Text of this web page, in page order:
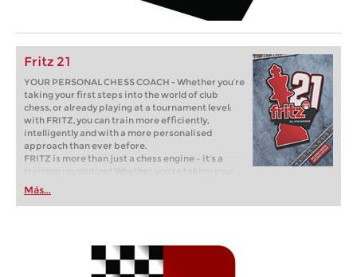
Fritz 21
YOUR PERSONAL CHESS COACH - Whether you’re
taking your first steps into the world of club
chess, or already playing at a tournament level:
with FRITZ, you can train more efficiently,
intelligently and with a more personalised
approach than ever before.
FRITZ is more than just a chess engine – it’s a
training revolution! Whether you’re taking your
first steps into the world of club chess, or already
playing at a tournament level: with FRITZ, you can
train more efficiently, intelligently and with a
Más...